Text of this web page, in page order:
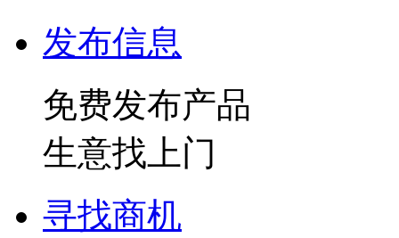
发布信息
免费发布产品
生意找上门
寻找商机